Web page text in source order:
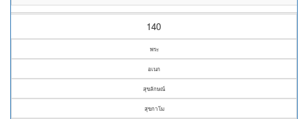
140
พระ
อเนก
สุขลักษณ์
สุขกาโม